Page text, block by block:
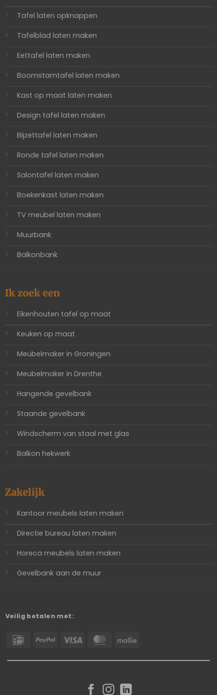
Tafel laten opknappen
Tafelblad laten maken
Eettafel laten maken
Boomstamtafel laten maken
Kast op maat laten maken
Design tafel laten maken
Bijzettafel laten maken
Ronde tafel laten maken
Salontafel laten maken
Boekenkast laten maken
TV meubel laten maken
Muurbank
Balkonbank
Ik zoek een
Eikenhouten tafel op maat
Keuken op maat
Meubelmaker in Groningen
Meubelmaker in Drenthe
Hangende gevelbank
Staande gevelbank
Windscherm van staal met glas
Balkon hekwerk
Zakelijk
Kantoor meubels laten maken
Directie bureau laten maken
Horeca meubels laten maken
Gevelbank aan de muur
Veilig betalen met:
IDeal PayPalVisa MasterCard
Mollie